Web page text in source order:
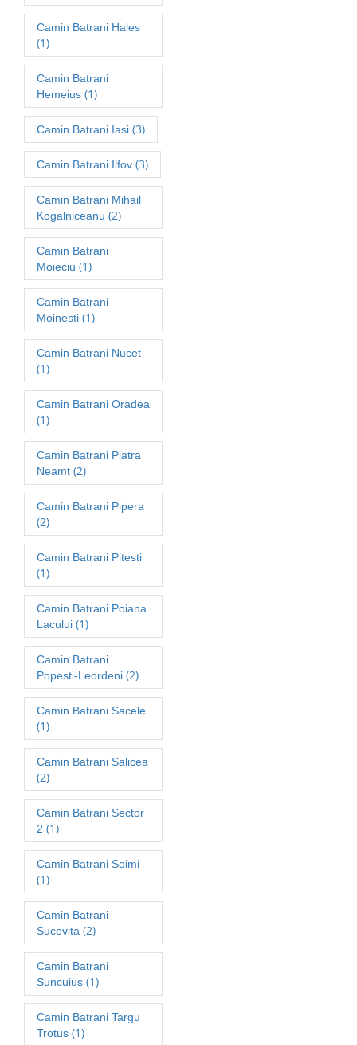
Camin Batrani Hales
(1)
Camin Batrani
Hemeius (1)
Camin Batrani Iasi (3)
Camin Batrani Ilfov (3)
Camin Batrani Mihail
Kogalniceanu (2)
Camin Batrani
Moieciu (1)
Camin Batrani
Moinesti (1)
Camin Batrani Nucet
(1)
Camin Batrani Oradea
(1)
Camin Batrani Piatra
Neamt (2)
Camin Batrani Pipera
(2)
Camin Batrani Pitesti
(1)
Camin Batrani Poiana
Lacului (1)
Camin Batrani
Popesti-Leordeni (2)
Camin Batrani Sacele
(1)
Camin Batrani Salicea
(2)
Camin Batrani Sector
2 (1)
Camin Batrani Soimi
(1)
Camin Batrani
Sucevita (2)
Camin Batrani
Suncuius (1)
Camin Batrani Targu
Trotus (1)